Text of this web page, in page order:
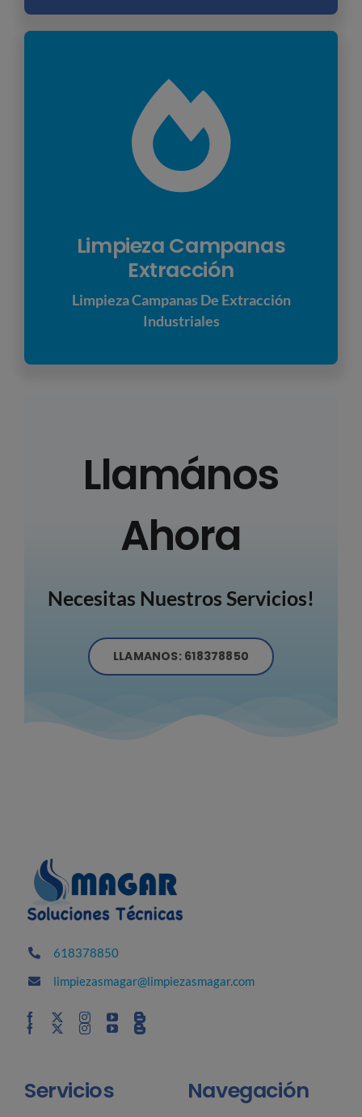
Limpieza Campanas
Extracción
Limpieza Campanas De Extracción
Industriales
Llamános
Ahora
Necesitas Nuestros Servicios!
LLAMANOS: 618378850
618378850
limpiezasmagar@limpiezasmagar.com
Servicios Navegación